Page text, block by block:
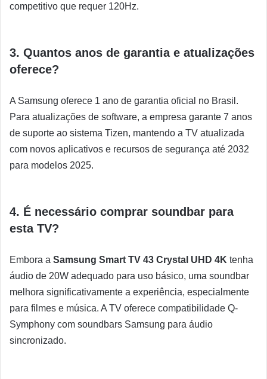
competitivo que requer 120Hz.
3. Quantos anos de garantia e atualizações
oferece?
A Samsung oferece 1 ano de garantia oficial no Brasil.
Para atualizações de software, a empresa garante 7 anos
de suporte ao sistema Tizen, mantendo a TV atualizada
com novos aplicativos e recursos de segurança até 2032
para modelos 2025.
4. É necessário comprar soundbar para
esta TV?
Embora a Samsung Smart TV 43 Crystal UHD 4K tenha
áudio de 20W adequado para uso básico, uma soundbar
melhora significativamente a experiência, especialmente
para filmes e música. A TV oferece compatibilidade Q-
Symphony com soundbars Samsung para áudio
sincronizado.